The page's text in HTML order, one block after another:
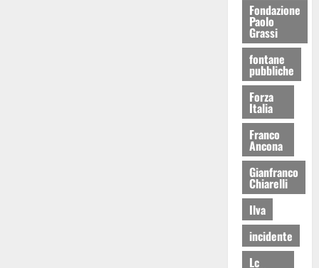
Fondazione
Paolo
Grassi
fontane
pubbliche
Forza
Italia
Franco
Ancona
Gianfranco
Chiarelli
Ilva
incidente
Lc